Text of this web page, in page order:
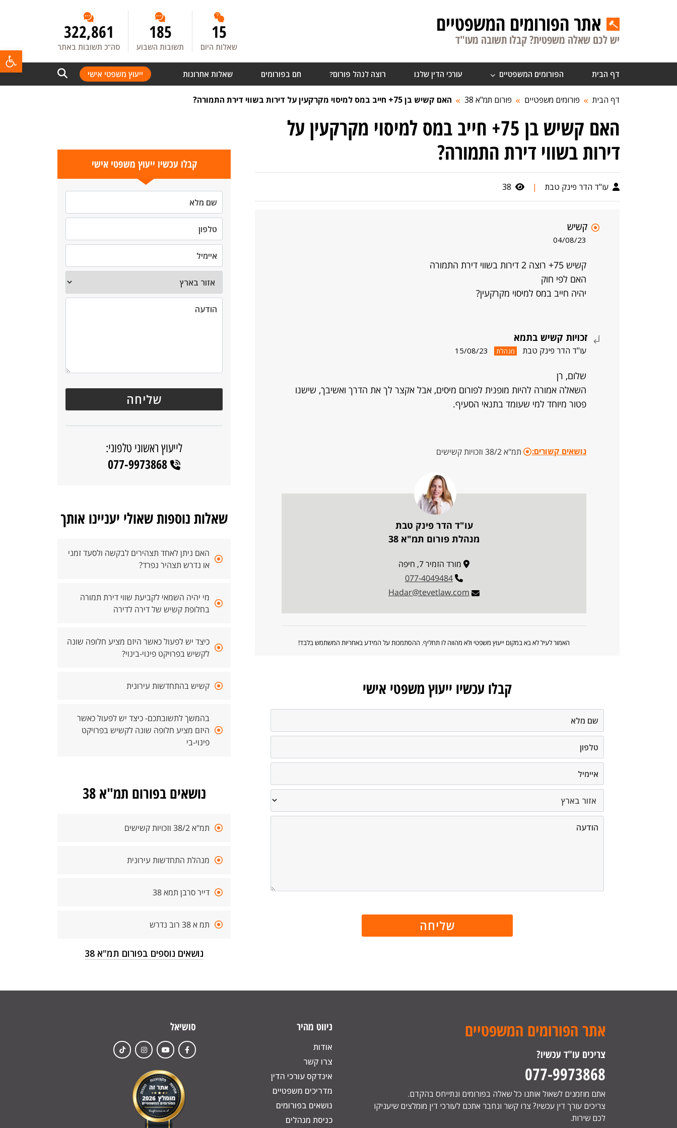
אתר הפורומים המשפטיים
יש לכם שאלה משפטית? קבלו תשובה מעו"ד 15
שאלות היום
185
תשובות השבוע
322,861
סה”כ תשובות באתר
דף הבית הפורומים המשפטיים עורכי הדין שלנו רוצה לנהל פורום? חם בפורומים שאלות אחרונות ייעוץ משפטי אישי
דף הבית פורומים משפטיים פורום תמ"א 38 האם קשיש בן 75+ חייב במס למיסוי מקרקעין על דירות בשווי דירת התמורה?
האם קשיש בן 75+ חייב במס למיסוי מקרקעין על
דירות בשווי דירת התמורה?
עו"ד הדר פינק טבת |
38
קשיש
04/08/23
קשיש 75+ רוצה 2 דירות בשווי דירת התמורה
האם לפי חוק
יהיה חייב במס למיסוי מקרקעין?
זכויות קשיש בתמא
עו"ד הדר פינק טבת מנהלת 15/08/23
שלום, רן
השאלה אמורה להיות מופנית לפורום מיסים, אבל אקצר לך את הדרך ואשיבך, שישנו
פטור מיוחד למי שעומד בתנאי הסעיף.
נושאים קשורים: תמ"א 38/2 וזכויות קשישים
עו"ד הדר פינק טבת
מנהלת פורום תמ"א 38
מורד הזמיר 7, חיפה
077-4049484
Hadar@tevetlaw.com
האמור לעיל לא בא במקום ייעוץ משפטי ולא מהווה לו תחליף. ההסתמכות על המידע באחריות המשתמש בלבד!
קבלו עכשיו ייעוץ משפטי אישי
קבלו עכשיו ייעוץ משפטי אישי
לייעוץ ראשוני טלפוני:
077-9973868
שאלות נוספות שאולי יעניינו אותך
האם ניתן לאחד תצהירים לבקשה ולסעד זמני
או נדרש תצהיר נפרד?
מי יהיה השמאי לקביעת שווי דירת תמורה
בחלופת קשיש של דירה לדירה
כיצד יש לפעול כאשר היזם מציע חלופה שונה
לקשיש בפרויקט פינוי-בינוי?
קשיש בהתחדשות עירונית
בהמשך לתשובתכם- כיצד יש לפעול כאשר
היזם מציע חלופה שונה לקשיש בפרויקט
פינוי-בי
נושאים בפורום תמ"א 38
תמ"א 38/2 וזכויות קשישים
מנהלת התחדשות עירונית
דייר סרבן תמא 38
תמ א 38 רוב נדרש
נושאים נוספים בפורום תמ"א 38
אתר הפורומים המשפטיים
צריכים עו"ד עכשיו?
077-9973868
אתם מוזמנים לשאול אותנו כל שאלה בפורומים ונתייחס בהקדם.
צריכים עורך דין עכשיו? צרו קשר ונחבר אתכם לעורכי דין מומלצים שיעניקו
לכם שירות.
ניווט מהיר
אודות
צרו קשר
אינדקס עורכי הדין
מדריכים משפטיים
נושאים בפורומים
כניסת מנהלים
סושיאל